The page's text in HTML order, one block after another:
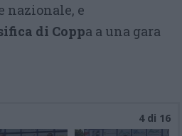
nazionale, e
di Coppa a una gara
4 di 16